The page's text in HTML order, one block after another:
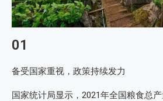
01
备受国家重视，政策持续发力
国家统计局显示，2021年全国粮食总